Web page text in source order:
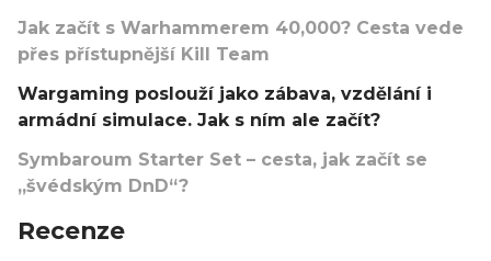
Jak začít s Warhammerem 40,000? Cesta vede
přes přístupnější Kill Team
Wargaming poslouží jako zábava, vzdělání i
armádní simulace. Jak s ním ale začít?
Symbaroum Starter Set – cesta, jak začít se
„švédským DnD“?
Recenze